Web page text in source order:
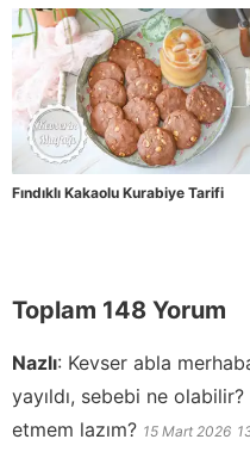
Fındıklı Kakaolu Kurabiye Tarifi
Toplam 148 Yorum
Nazlı: Kevser abla
yayıldı, sebebi ne
etmem lazım? 15 Mart 2026